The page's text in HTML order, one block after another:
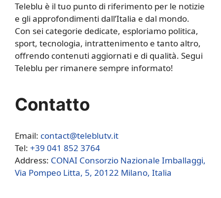
Teleblu è il tuo punto di riferimento per le notizie
e gli approfondimenti dall’Italia e dal mondo.
Con sei categorie dedicate, esploriamo politica,
sport, tecnologia, intrattenimento e tanto altro,
offrendo contenuti aggiornati e di qualità. Segui
Teleblu per rimanere sempre informato!
Contatto
Email: contact@teleblutv.it
Tel: +39 041 852 3764
Address: CONAI Consorzio Nazionale Imballaggi,
Via Pompeo Litta, 5, 20122 Milano, Italia